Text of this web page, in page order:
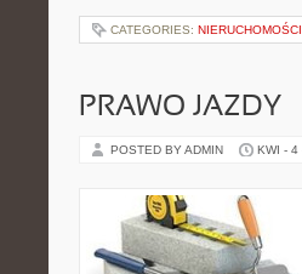
CATEGORIES: NIERUCHOMOŚCI
PRAWO JAZDY
POSTED BY ADMIN KWI - 4